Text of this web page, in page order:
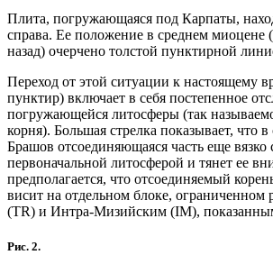
Плита, погружающаяся под Карпаты,
справа. Ее положение в среднем миоцене
назад) очерчено толстой пунктирной
Переход от этой ситуации к настоящему
пунктир) включает в себя постепенное
погружающейся литосферы (так
корня). Большая стрелка показывает, что в
Брашов отсоединяющаяся часть еще вязко
первоначальной литосферой и тянет ее
предполагается, что отсоединяемый
висит на отдельном блоке, ограниченном
(TR) и Интра-Мизийским (IM),
Рис. 2.